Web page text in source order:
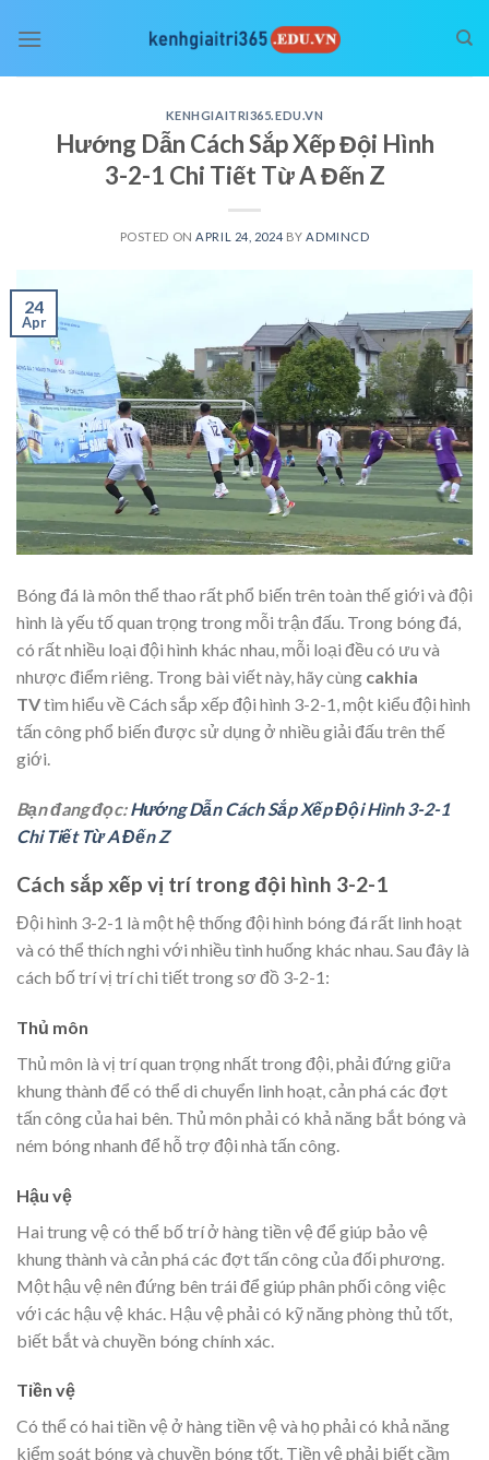
KENHGIAITRI365.EDU.VN
Hướng Dẫn Cách Sắp Xếp Đội Hình
3-2-1 Chi Tiết Từ A Đến Z
POSTED ON APRIL 24, 2024 BY ADMINCD
24
Apr
Bóng đá là môn thể thao rất phổ biến trên toàn thế giới và đội
hình là yếu tố quan trọng trong mỗi trận đấu. Trong bóng đá,
có rất nhiều loại đội hình khác nhau, mỗi loại đều có ưu và
nhược điểm riêng. Trong bài viết này, hãy cùng cakhia
TVtìm hiểu về Cách sắp xếp đội hình 3-2-1, một kiểu đội hình
tấn công phổ biến được sử dụng ở nhiều giải đấu trên thế
giới.
Bạn đang đọc:Hướng Dẫn Cách Sắp Xếp Đội Hình 3-2-1
Chi Tiết Từ A Đến Z
Cách sắp xếp vị trí trong đội hình 3-2-1
Đội hình 3-2-1 là một hệ thống đội hình bóng đá rất linh hoạt
và có thể thích nghi với nhiều tình huống khác nhau. Sau đây là
cách bố trí vị trí chi tiết trong sơ đồ 3-2-1:
Thủ môn
Thủ môn là vị trí quan trọng nhất trong đội, phải đứng giữa
khung thành để có thể di chuyển linh hoạt, cản phá các đợt
tấn công của hai bên. Thủ môn phải có khả năng bắt bóng và
ném bóng nhanh để hỗ trợ đội nhà tấn công.
Hậu vệ
Hai trung vệ có thể bố trí ở hàng tiền vệ để giúp bảo vệ
khung thành và cản phá các đợt tấn công của đối phương.
Một hậu vệ nên đứng bên trái để giúp phân phối công việc
với các hậu vệ khác. Hậu vệ phải có kỹ năng phòng thủ tốt,
biết bắt và chuyền bóng chính xác.
Tiền vệ
Có thể có hai tiền vệ ở hàng tiền vệ và họ phải có khả năng
kiểm soát bóng và chuyền bóng tốt. Tiền vệ phải biết cầm